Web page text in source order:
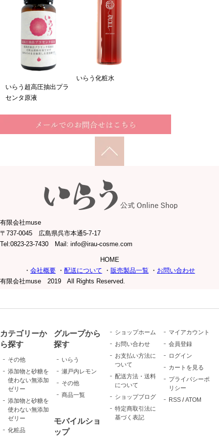
いらう超高圧抽出プラ
センタ原液
いらう化粧水
有限会社muse
〒737-0045 広島県呉市本通5-7-17
Tel:0823-23-7430 Mail: info@irau-cosme.com
HOME
・ 会社概要 ・ 配送について ・ 販売製品一覧 ・ お問い合わせ
有限会社muse 2019 All Rights Reserved.
カテゴリーか
ら探す
その他
添加物と砂糖を
使わない無添加
ゼリー
添加物と砂糖を
使わない無添加
ゼリー
化粧品
グループから
探す
いらう
瀬戸内レモン
その他
商品一覧
ショップホーム
お問い合わせ
お支払い方法に
ついて
配送方法・送料
について
ショップブログ
特定商取引法に
基づく表記
マイアカウント
会員登録
ログイン
カートを見る
プライバシーポ
リシー
RSS /ATOM
モバイルショ
ップ